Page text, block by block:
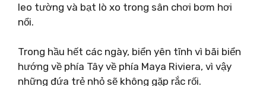
leo tường và bạt lò xo trong sân chơi bơm hơi
nổi.
Trong hầu hết các ngày, biển yên tĩnh vì bãi biển
hướng về phía Tây về phía Maya Riviera, vì vậy
những đứa trẻ nhỏ sẽ không gặp rắc rối.